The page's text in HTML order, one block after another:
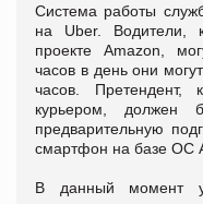
Система работы
на Uber. Водители,
проекте Amazon,
часов в день они
часов. Претендент,
курьером, должен
предварительную
смартфон на базе ОС
В данный момент